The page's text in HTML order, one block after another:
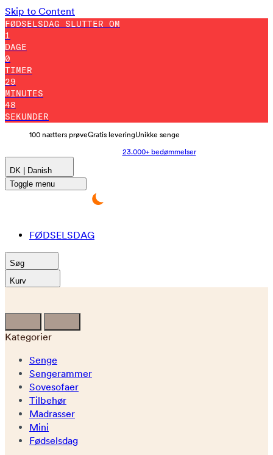
Skip to Content
FØDSELSDAG SLUTTER OM
1
DAGE
0
TIMER
29
MINUTES
39
SEKUNDER
100 nætters prøveGratis leveringUnikke senge
23.000+ bedømmelser
DK | Danish
Toggle menu
FØDSELSDAG
Søg
Kurv
Kategorier
Senge
Sengerammer
Sovesofaer
Tilbehør
Madrasser
Mini
Fødselsdag